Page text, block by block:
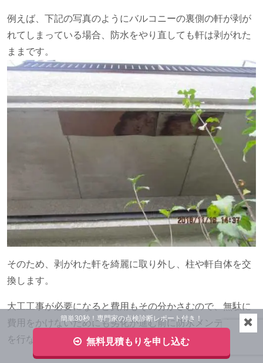
例えば、下記の写真のようにバルコニーの裏側の軒が剥が
れてしまっている場合、防水をやり直しても軒は剥がれた
ままです。
そのため、剥がれた軒を綺麗に取り外し、柱や軒自体を交
換します。
大工工事が必要になると費用もその分かさむので、無駄に
費用をかけないためにも劣化が進む前に防水メンテナンス
を行なうことが大切です。
簡単30秒！専門家の点検診断レポート付き！
無料見積もりを申し込む